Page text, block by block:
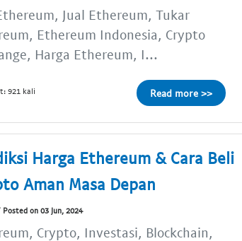
Jual Ethereum, Tukar
Ethereum Indonesia, Crypto
Harga Ethereum, I...
921 kali Read more >>
Harga Ethereum & Cara Beli
Aman Masa Depan
Posted on 03 Jun, 2024
Crypto, Investasi, Blockchain,